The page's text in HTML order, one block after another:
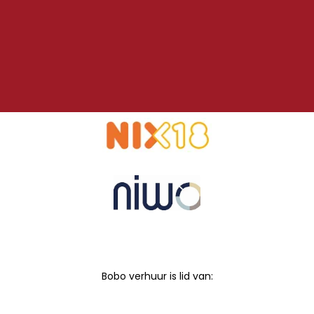
Bobo verhuur is lid van: